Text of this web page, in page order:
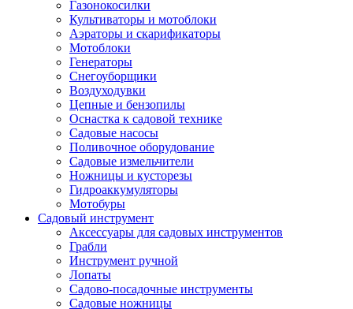
Щетки стеклоочистителей
Прочие аксессуары для автомобилей
Велосипеды и самокаты
Электротранспорт
Радиоуправляемые модели
Аксессуары для велосипедов
аксессуары для радиоуправляемых моделей
Расходные материалы
Бумага разная
Бумага для офисной техники
Бумага для профессиональной печати
Фотобумага
Наклейки
Термобумага
Бумага для факса
Пленка для печати
Пленка для ламинирования
Материалы для заправки
Чернила и заправки
Фотобарабаны
Газонокосилки
Культиваторы и мотоблоки
Аэраторы и скарификаторы
Мотоблоки
Генераторы
Снегоуборщики
Воздуходувки
Цепные и бензопилы
Оснастка к садовой технике
Садовые насосы
Поливочное оборудование
Садовые измельчители
Ножницы и кусторезы
Гидроаккумуляторы
Мотобуры
Садовый инструмент
Аксессуары для садовых инструментов
Грабли
Инструмент ручной
Лопаты
Садово-посадочные инструменты
Садовые ножницы